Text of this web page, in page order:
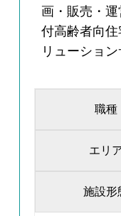
画・販売・
付高齢者向
リューショ
職種
エリ
施設形